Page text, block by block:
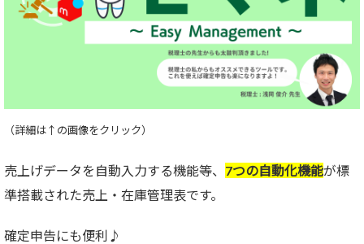
（詳細は↑の画像をクリック）
売上げデータを自動入力する機能等、 7つの自動化機能が標
準搭載された売上・在庫管理表です。
確定申告にも便利♪